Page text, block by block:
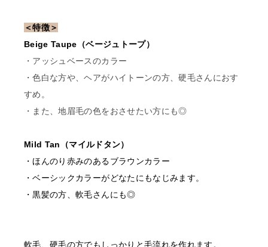
＜特徴＞
Beige Taupe（ベージュトープ）
・アッシュベースのカラー
・色白な方や、ヘアがハイトーンの方、硬毛さんにおす
すめ。
・また、地眉毛の色をおさせたい方にも◎
Mild Tan（マイルドタン）
・ほんのり赤みのあるブラウンカラー
・ベーシックカラーがどなたにもなじみます。
・黒髪の方、軟毛さんにも◎
軟毛、硬毛の方でもしっかりと毛流れを作れます。